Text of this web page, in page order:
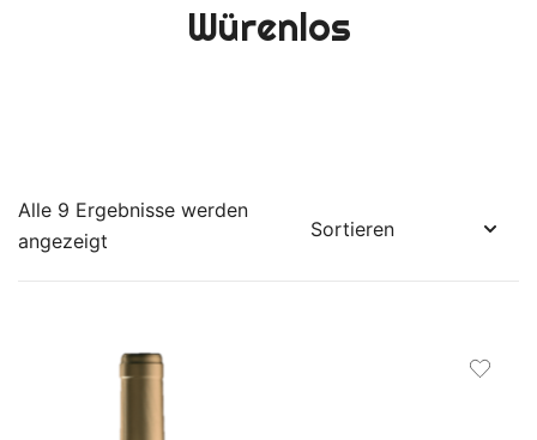
Würenlos
Alle 9 Ergebnisse werden
angezeigt